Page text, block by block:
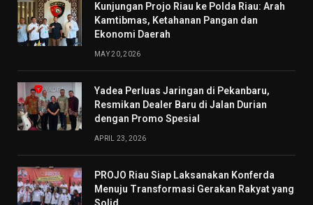
Kunjungan Projo Riau ke Polda Riau: Arah
Kamtibmas, Ketahanan Pangan dan
Ekonomi Daerah
MAY 20, 2026
Yadea Perluas Jaringan di Pekanbaru,
Resmikan Dealer Baru di Jalan Durian
dengan Promo Spesial
APRIL 23, 2026
PROJO Riau Siap Laksanakan Konferda
Menuju Transformasi Gerakan Rakyat yang